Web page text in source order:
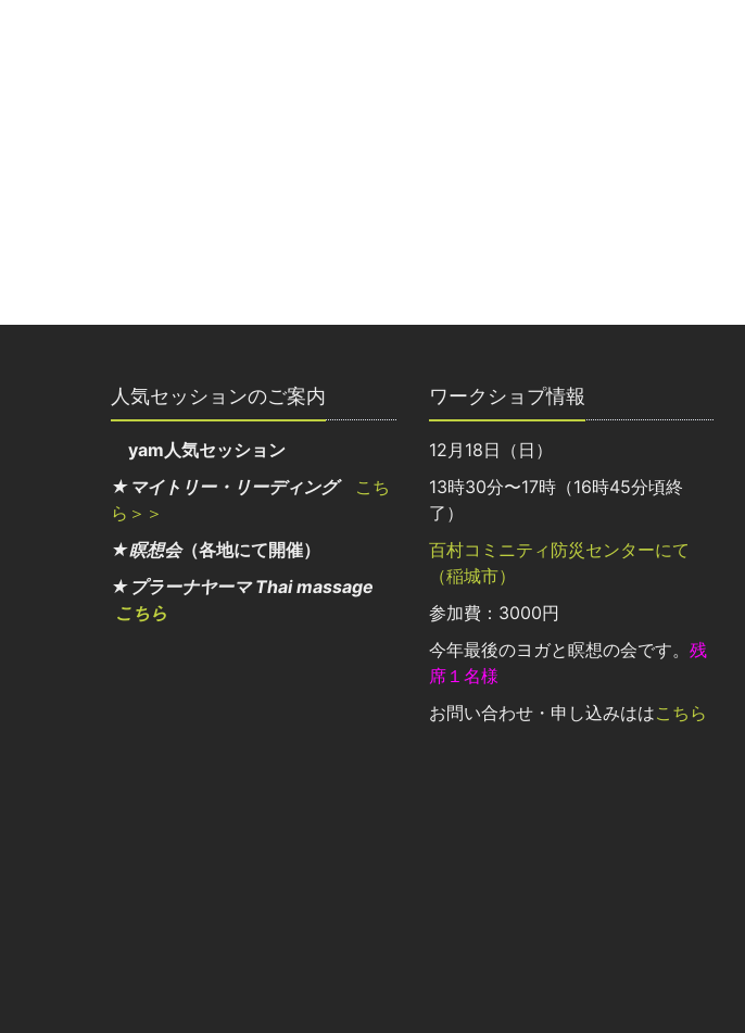
人気セッションのご案内
yam人気セッション
★マイトリー・リーディング
こち
ら＞＞
★瞑想会（各地にて開催）
★プラーナヤーマ Thai massage
こちら
ワークショプ情報
12月18日（日）
13時30分〜17時（16時45分頃終
了）
百村コミニティ防災センターにて
（稲城市）
参加費：3000円
今年最後のヨガと瞑想の会です。 残
席１名様
お問い合わせ・申し込みははこちら